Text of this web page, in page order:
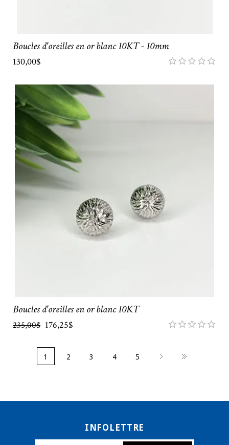
Boucles d'oreilles en or blanc 10KT - 10mm
130,00$
Boucles d'oreilles en or blanc 10KT
235,00$ 176,25$
1 2 3 4 5
INFOLETTRE